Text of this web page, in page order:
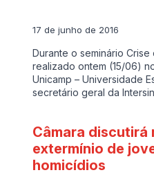
17 de junho de 2016
Durante o seminário Crise
realizado ontem (15/06)
Unicamp – Universidade
secretário geral da
Câmara discutirá
extermínio de
homicídios